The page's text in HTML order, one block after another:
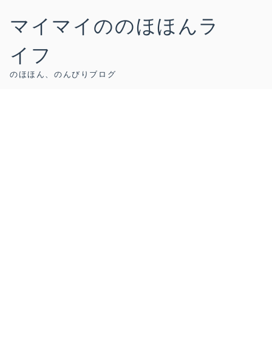
マイマイののほほんラ
イフ
のほほん、のんびりブログ